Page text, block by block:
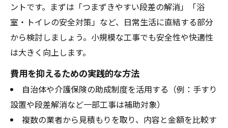
ントです。まずは「つまずきやすい段差の解消」「浴
室・トイレの安全対策」など、日常生活に直結する部分
から検討しましょう。小規模な工事でも安全性や快適性
は大きく向上します。
費用を抑えるための実践的な方法
自治体や介護保険の助成制度を活用する（例：手すり
設置や段差解消など一部工事は補助対象）
複数の業者から見積もりを取り、内容と金額を比較す